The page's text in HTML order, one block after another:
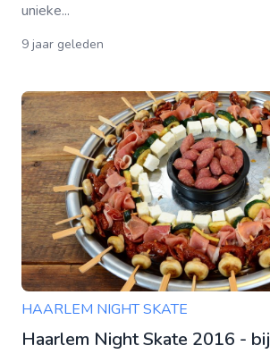
unieke...
9 jaar geleden
HAARLEM NIGHT SKATE
Haarlem Night Skate 2016 - bij